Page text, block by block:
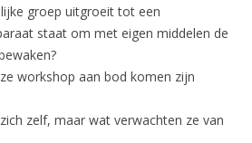
groep uitgroeit tot een
staat om met eigen middelen de
workshop aan bod komen zijn
zelf, maar wat verwachten ze van